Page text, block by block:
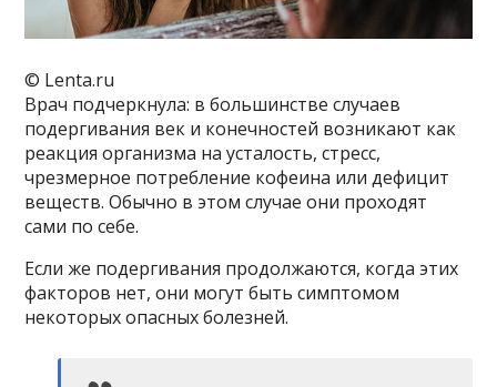
© Lenta.ru
Врач подчеркнула: в большинстве случаев
подергивания век и конечностей возникают как
реакция организма на усталость, стресс,
чрезмерное потребление кофеина или дефицит
веществ. Обычно в этом случае они проходят
сами по себе.
Если же подергивания продолжаются, когда этих
факторов нет, они могут быть симптомом
некоторых опасных болезней.